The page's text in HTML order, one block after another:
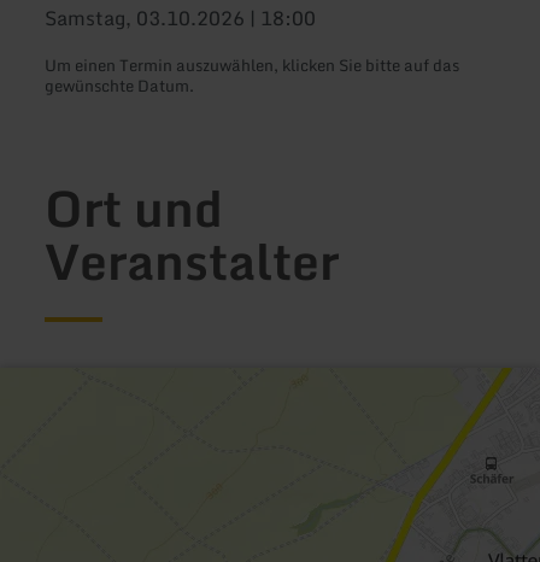
Samstag, 03.10.2026 | 18:00
Um einen Termin auszuwählen, klicken Sie bitte auf das
gewünschte Datum.
Ort und
Veranstalter